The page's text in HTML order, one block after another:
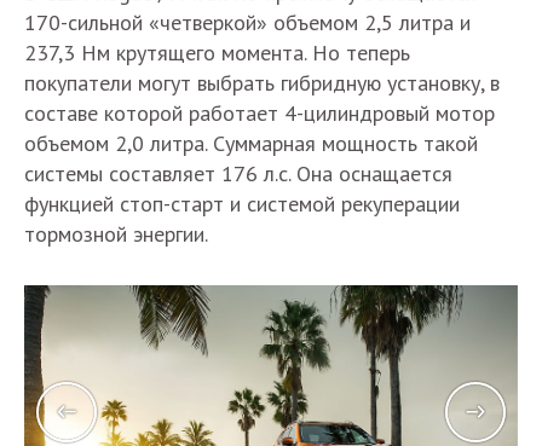
170-сильной «четверкой» объемом 2,5 литра и
237,3 Нм крутящего момента. Но теперь
покупатели могут выбрать гибридную установку, в
составе которой работает 4-цилиндровый мотор
объемом 2,0 литра. Суммарная мощность такой
системы составляет 176 л.с. Она оснащается
функцией стоп-старт и системой рекуперации
тормозной энергии.